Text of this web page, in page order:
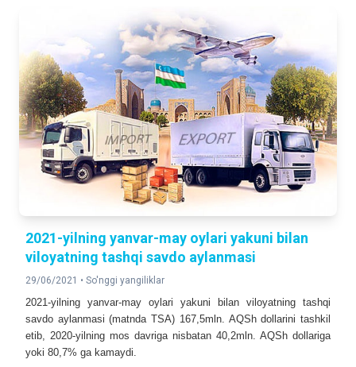
2021-yilning yanvar-may oylari yakuni bilan
viloyatning tashqi savdo aylanmasi
29/06/2021 • So'nggi yangiliklar
2021-yil ning yanvar-may oy lari yakuni bilan viloyatning tashqi
savdo aylanmasi (matnda TSA) 167,5m ln. AQSh dollarinitashkil
etib, 2020-yilning mos davriga nisbatan 40,2m ln. AQSh dollariga
yoki 80,7% ga kamaydi.